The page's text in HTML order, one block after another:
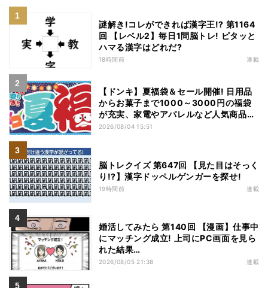
謎解き!コレができれば漢字王!? 第1164
回 【レベル2】毎日1問脳トレ! ピタッと
ハマる漢字はどれだ?
18時間前 連載
【ドンキ】夏福袋＆セール開催! 日用品
からお菓子まで1000～3000円の福袋
が充実、家電やアパレルなど人気商品も
特価
2026/08/04 15:51
脳トレクイズ 第647回 【見た目はそっく
り!?】漢字ドッペルゲンガーを探せ!
19時間前 連載
婚活してみたら 第140回 【漫画】仕事中
にマッチング成立! 上司にPC画面を見ら
れた結果…
2026/08/05 21:38 連載